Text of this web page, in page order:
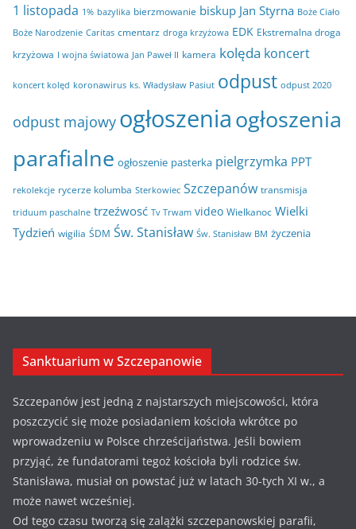
w
a
1 listopada 1% bazylika bierzmowanie biskup Jan Styrna Boże Ciało
Boże Narodzenie Caritas cmentarz droga krzyżowa EDK Ekstremalna droga
krzyżowa I wojna światowa Jan Paweł II kamera kolęda koncert
koncert kolęd koronawirus ks. Władysław Pasiut odpust odpust 2020
odpust majowy ogłoszeniaogłoszenia
parafialne ogłoszenie pasterka pielgrzymka PPT
rekolekcje rycerze kolumba Sterkowiec Szczepanów transmisja
triduum paschalne trzeźwosć Tv Trwam video Wielkanoc Wielki
Tydzień wigilia ŚDM Św. Stanisław Św. Stanisław BM życzenia
Sanktuarium w Szczepanowie
Szczepanów jest jedną z najstarszych miejscowości, która
poszczycić się może posiadaniem kościoła wkrótce po
wprowadzeniu w Polsce chrześcijaństwa. Jeśli bowiem
przyjąć, że fundatorami tegoż kościoła byli rodzice św.
Stanisława, musiał on powstać już w latach 30-tych XI w., a
może nawet wcześniej.
Od tego czasu tworzą się zalążki szczepanowskiej parafii,